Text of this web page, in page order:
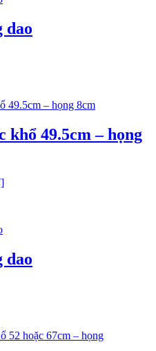
dao
49.5cm – họng
dao